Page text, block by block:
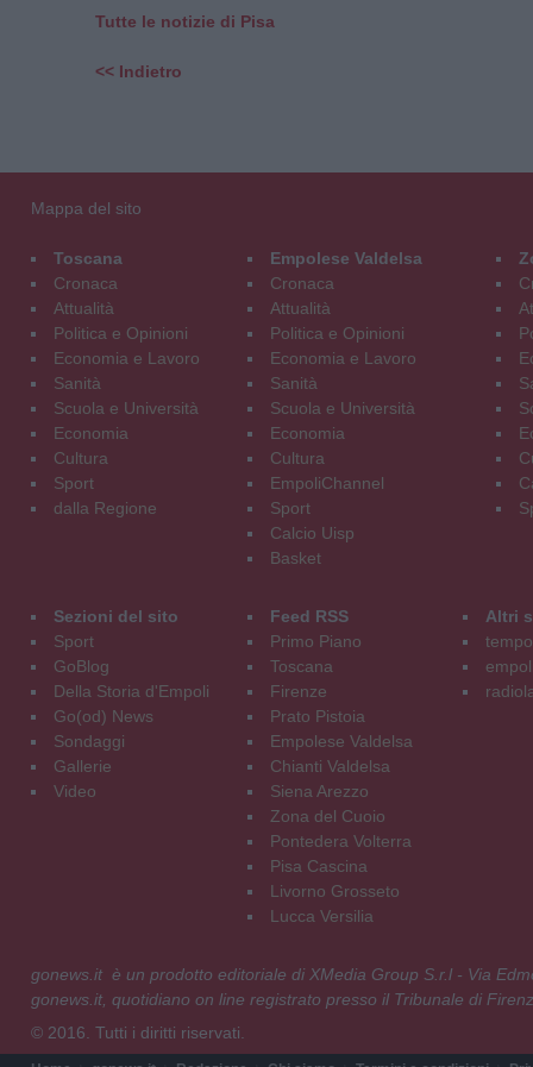
Tutte le notizie di Pisa
<< Indietro
Mappa del sito
Toscana
Cronaca
Attualità
Politica e Opinioni
Economia e Lavoro
Sanità
Scuola e Università
Economia
Cultura
Sport
dalla Regione
Empolese Valdelsa
Cronaca
Attualità
Politica e Opinioni
Economia e Lavoro
Sanità
Scuola e Università
Economia
Cultura
EmpoliChannel
Sport
Calcio Uisp
Basket
Sezioni del sito
Sport
GoBlog
Della Storia d'Empoli
Go(od) News
Sondaggi
Gallerie
Video
Feed RSS
Primo Piano
Toscana
Firenze
Prato Pistoia
Empolese Valdelsa
Chianti Valdelsa
Siena Arezzo
Zona del Cuoio
Pontedera Volterra
Pisa Cascina
Livorno Grosseto
Lucca Versilia
Altri
gonews.it è un prodotto editoriale di XMedia Group S.r.l - Via
gonews.it, quotidiano on line registrato presso il Tribunale di
© 2016. Tutti i diritti riservati.